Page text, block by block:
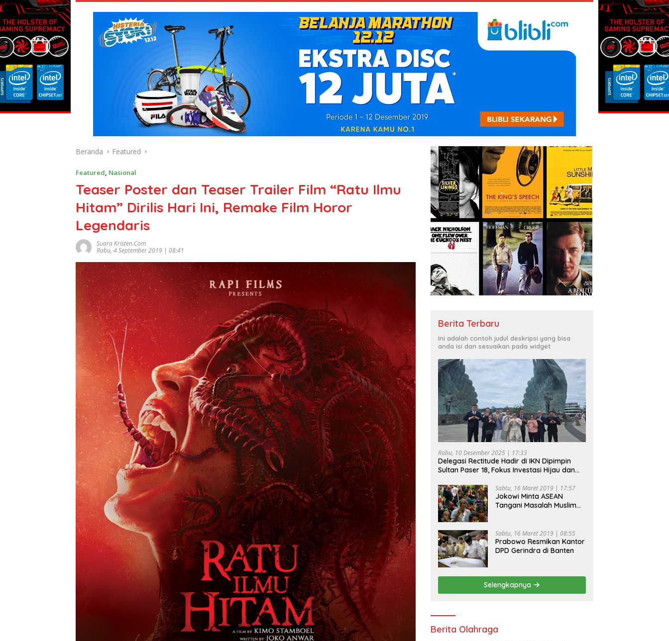
Beranda Featured
Featured, Nasional
Teaser Poster dan Teaser Trailer Film “Ratu Ilmu
Hitam” Dirilis Hari Ini, Remake Film Horor
Legendaris
Suara Kristen.com
Rabu, 4 September 2019 | 08:41
Berita Terbaru
Ini adalah contoh judul deskripsi yang bisa
anda isi dan sesuaikan pada widget
Rabu, 10 Desember 2025 | 17:33
Delegasi Rectitude Hadir di IKN Dipimpin
Sultan Paser 18, Fokus Investasi Hijau dan
Sabtu, 16 Maret 2019 | 17:57
Jokowi Minta ASEAN
Tangani Masalah Muslim
Sabtu, 16 Maret 2019 | 08:55
Prabowo Resmikan Kantor
DPD Gerindra di Banten
Selengkapnya
Berita Olahraga